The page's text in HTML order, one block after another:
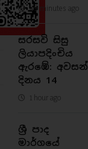
49 minutes ago
සරසවි සිසු
ලියාපදිංචිය
ඇරඹේ: අවසන්
දිනය 14
1 hour ago
ශ්‍රී පාද
මාර්ගයේ